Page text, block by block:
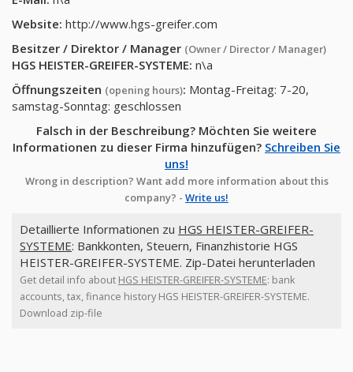
Website: http://www.hgs-greifer.com
Besitzer / Direktor / Manager (Owner / Director / Manager)
HGS HEISTER-GREIFER-SYSTEME: n\a
Öffnungszeiten (opening hours): Montag-Freitag: 7-20,
samstag-Sonntag: geschlossen
Falsch in der Beschreibung? Möchten Sie weitere
Informationen zu dieser Firma hinzufügen? Schreiben Sie
uns!
Wrong in description? Want add more information about this
company? - Write us!
Detaillierte Informationen zu HGS HEISTER-GREIFER-
SYSTEME: Bankkonten, Steuern, Finanzhistorie HGS
HEISTER-GREIFER-SYSTEME. Zip-Datei herunterladen
Get detail info about HGS HEISTER-GREIFER-SYSTEME: bank
accounts, tax, finance history HGS HEISTER-GREIFER-SYSTEME.
Download zip-file